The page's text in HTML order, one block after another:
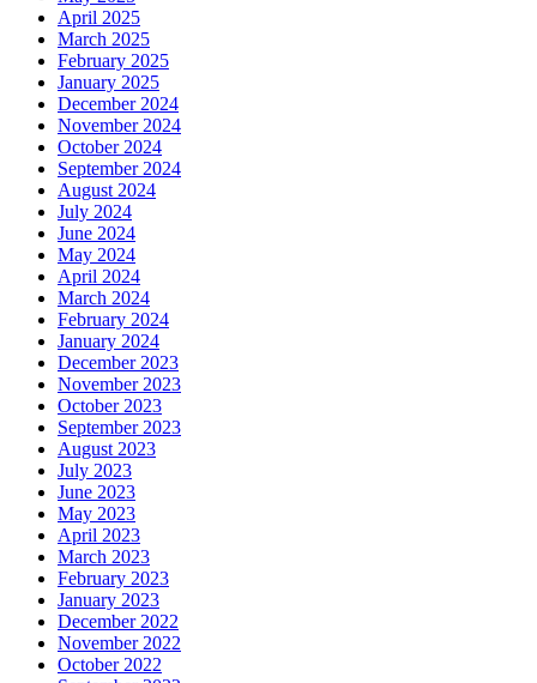
April 2025
March 2025
February 2025
January 2025
December 2024
November 2024
October 2024
September 2024
August 2024
July 2024
June 2024
May 2024
April 2024
March 2024
February 2024
January 2024
December 2023
November 2023
October 2023
September 2023
August 2023
July 2023
June 2023
May 2023
April 2023
March 2023
February 2023
January 2023
December 2022
November 2022
October 2022